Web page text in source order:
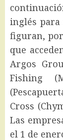
inglés
figuran,
que
Argos
Fishing
Cross
Las
el 1 de